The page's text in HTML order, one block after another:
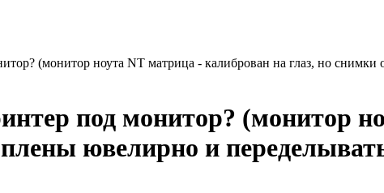
(монитор ноута NT матрица - калиброван на глаз, но
под монитор? (монитор
ювелирно и